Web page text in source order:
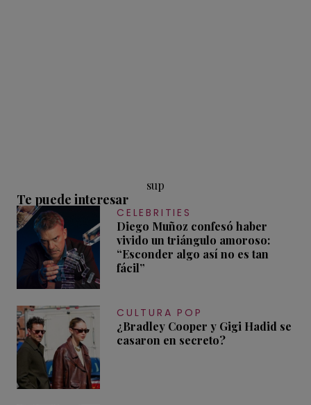
sup
Te puede interesar
CELEBRITIES
Diego Muñoz confesó haber
vivido un triángulo amoroso:
“Esconder algo así no es tan
fácil”
CULTURA POP
¿Bradley Cooper y Gigi Hadid se
casaron en secreto?